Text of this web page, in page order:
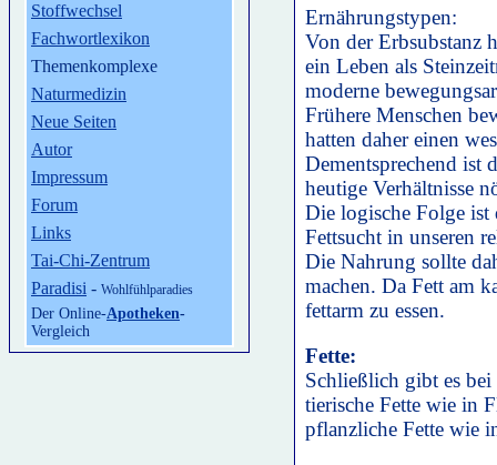
Stoffwechsel
Fachwortlexikon
Themenkomplexe
Naturmedizin
Neue Seiten
Autor
Impressum
Forum
Links
Tai-Chi-Zentrum
Paradisi - Wohlfühlparadies
Der Online-Apotheken-
Vergleich
Ernährungstypen:
Von der Erbsubstanz
ein Leben als
moderne
Frühere Menschen
hatten daher einen
Dementsprechend ist
heutige Verhältnisse
Die logische Folge
Fettsucht in unseren
Die Nahrung sollte
machen. Da Fett am
fettarm zu essen.
Fette:
Schließlich gibt es
tierische Fette wie in
pflanzliche Fette wie